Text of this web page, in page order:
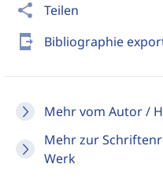
share Teilen
send_to_mobile Bibliographie
Mehr vom Autor /
Mehr zur
Werk